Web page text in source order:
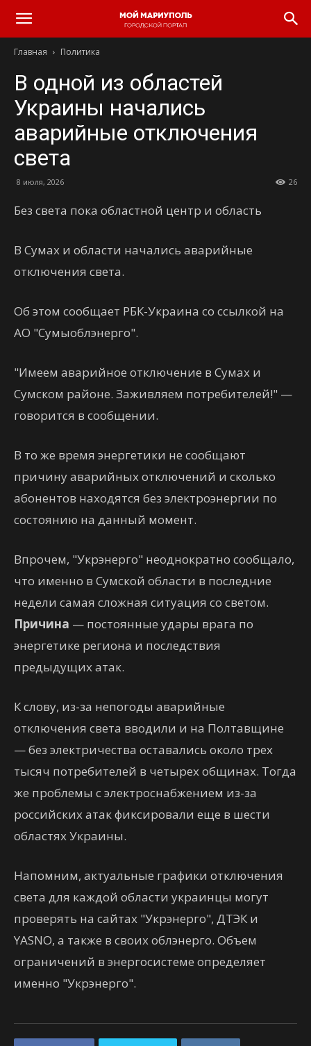
Главная Политика
В одной из областей
Украины начались
аварийные отключения
света
8 июля, 2026 26
Без света пока областной центр и область
В Сумах и области начались аварийные
отключения света.
Об этом сообщает РБК-Украина со ссылкой на
АО "Сумыоблэнерго".
"Имеем аварийное отключение в Сумах и
Сумском районе. Заживляем потребителей!" —
говорится в сообщении.
В то же время энергетики не сообщают
причину аварийных отключений и сколько
абонентов находятся без электроэнергии по
состоянию на данный момент.
Впрочем, "Укрэнерго" неоднократно сообщало,
что именно в Сумской области в последние
недели самая сложная ситуация со светом.
Причина — постоянные удары врага по
энергетике региона и последствия
предыдущих атак.
К слову, из-за непогоды аварийные
отключения света вводили и на Полтавщине
— без электричества оставались около трех
тысяч потребителей в четырех общинах. Тогда
же проблемы с электроснабжением из-за
российских атак фиксировали еще в шести
областях Украины.
Напомним, актуальные графики отключения
света для каждой области украинцы могут
проверять на сайтах "Укрэнерго", ДТЭК и
YASNO, а также в своих облэнерго. Объем
ограничений в энергосистеме определяет
именно "Укрэнерго".